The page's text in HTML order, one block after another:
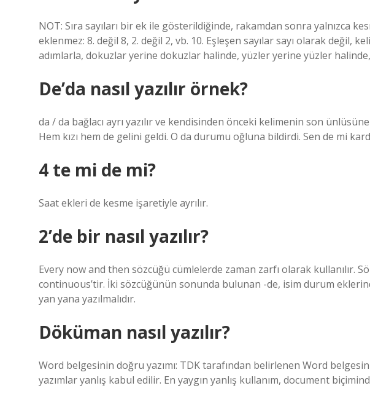
NOT: Sıra sayıları bir ek ile gösterildiğinde, rakamdan sonra yalnızca
eklenmez: 8. değil 8, 2. değil 2, vb. 10. Eşleşen sayılar sayı olarak değil,
adımlarla, dokuzlar yerine dokuzlar halinde, yüzler yerine yüzler
De’da nasıl yazılır örnek?
da / da bağlacı ayrı yazılır ve kendisinden önceki kelimenin son
Hem kızı hem de gelini geldi. O da durumu oğluna bildirdi. Sen de mi
4 te mi de mi?
Saat ekleri de kesme işaretiyle ayrılır.
2’de bir nasıl yazılır?
Every now and then sözcüğü cümlelerde zaman zarfı olarak kullanılır.
continuous’tir. İki sözcüğünün sonunda bulunan -de, isim durum
yan yana yazılmalıdır.
Döküman nasıl yazılır?
Word belgesinin doğru yazımı: TDK tarafından belirlenen Word
yazımlar yanlış kabul edilir. En yaygın yanlış kullanım, document